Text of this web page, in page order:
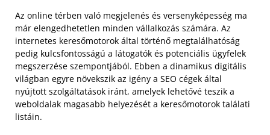
Az online térben való megjelenés és versenyképesség ma
már elengedhetetlen minden vállalkozás számára. Az
internetes keresőmotorok által történő megtalálhatóság
pedig kulcsfontosságú a látogatók és potenciális ügyfelek
megszerzése szempontjából. Ebben a dinamikus digitális
világban egyre növekszik az igény a SEO cégek által
nyújtott szolgáltatások iránt, amelyek lehetővé teszik a
weboldalak magasabb helyezését a keresőmotorok találati
listáin.